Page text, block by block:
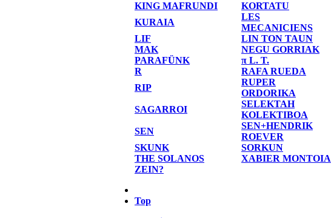
KING MAFRUNDI
KORTATU
KURAIA
LES
MECANICIENS
LIF
LIN TON TAUN
MAK
NEGU GORRIAK
PARAFÜNK
π L. T.
R
RAFA RUEDA
RIP
RUPER
ORDORIKA
SAGARROI
SELEKTAH
KOLEKTIBOA
SEN
SEN+HENDRIK
ROEVER
SKUNK
SORKUN
THE SOLANOS
XABIER MONTOIA
ZEIN?
Top